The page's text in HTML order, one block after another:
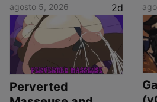
agosto 5, 2026 2d
Perverted